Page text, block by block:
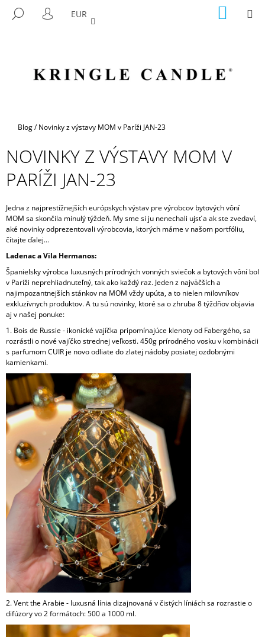
HĽADAŤ
PRIHLÁSENIE
EUR KOŠÍK
Domov
Blog/ Novinky z výstavy MOM v Paríži JAN-23
NOVINKY Z VÝSTAVY MOM V
PARÍŽI JAN-23
Jedna z najprestížnejších európskych výstav pre výrobcov bytových vôní
MOM sa skončila minulý týždeň. My sme si ju nenechali ujsť a ak ste zvedaví,
aké novinky odprezentovali výrobcovia, ktorých máme v našom portfóliu,
čítajte ďalej...
Ladenac a Vila Hermanos:
Španielsky výrobca luxusných prírodných vonných sviečok a bytových vôní bol
v Paríži neprehliadnuteľný, tak ako každý raz. Jeden z najväčších a
najimpozantnejších stánkov na MOM vždy upúta, a to nielen milovníkov
exkluzívnych produktov. A tu sú novinky, ktoré sa o zhruba 8 týždňov objavia
aj v našej ponuke:
1. Bois de Russie - ikonické vajíčka pripomínajúce klenoty od Fabergého, sa
rozrástli o nové vajíčko strednej veľkosti. 450g prírodného vosku v kombinácii
s parfumom CUIR je novo odliate do zlatej nádoby posiatej ozdobnými
kamienkami.
2. Vent the Arabie - luxusná línia dizajnovaná v čistých líniách sa rozrastie o
difúzory vo 2 formátoch: 500 a 1000 ml.
T
E
B
U
J
E
T
E
N
Á
J
S
Ť
?
HĽADAŤ
O
D
R
Ú
M
E
KRINGLE
CANDLE
GREY
VONNÁ
SVIEČKA
VEĽKÁ